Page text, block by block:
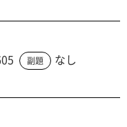
副題 なし